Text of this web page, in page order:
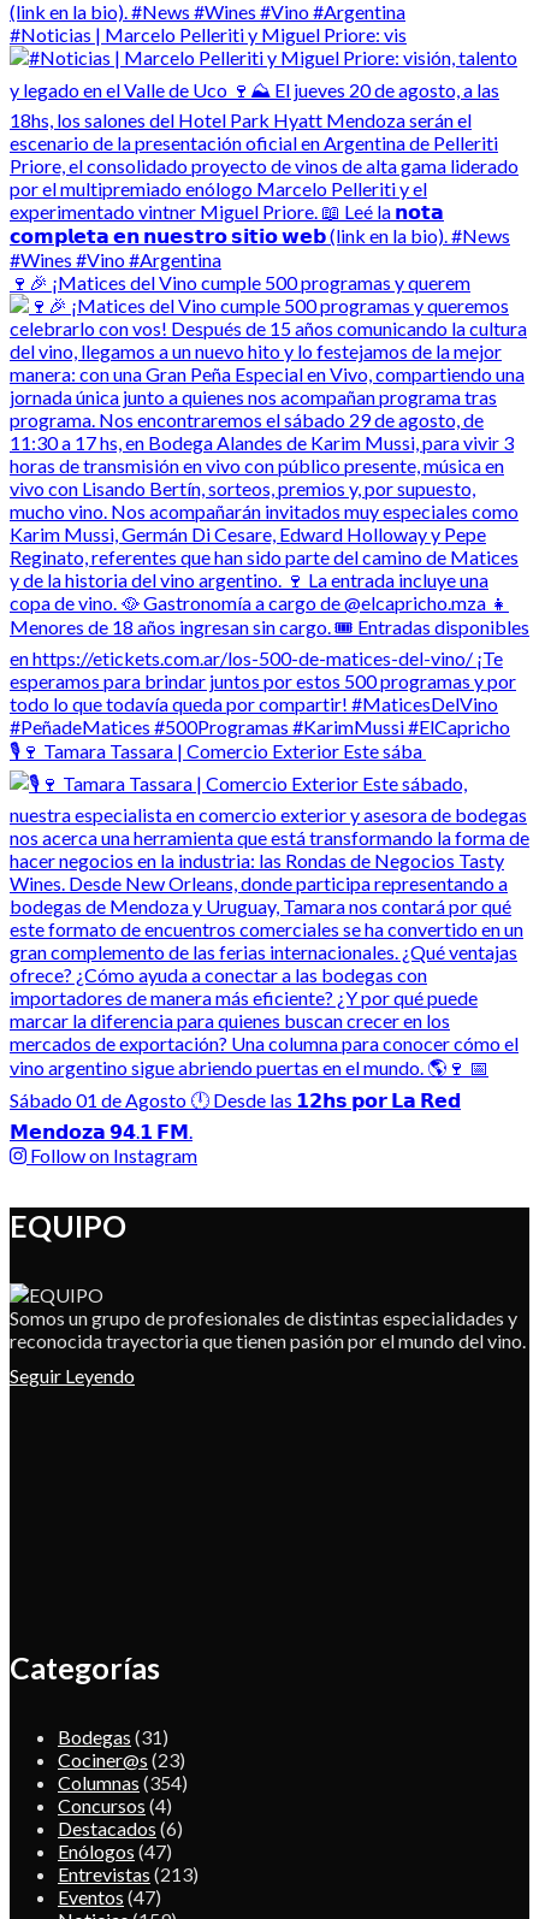
#Noticias | Marcelo Pelleriti y Miguel Priore: vis
🍷🎉 ¡Matices del Vino cumple 500 programas y querem
🎙️🍷 Tamara Tassara | Comercio Exterior Este sába
Follow on Instagram
EQUIPO
Somos un grupo de profesionales de distintas especialidades y
reconocida trayectoria que tienen pasión por el mundo del vino.
Seguir Leyendo
Categorías
Bodegas (31)
Cociner@s (23)
Columnas (354)
Concursos (4)
Destacados (6)
Enólogos (47)
Entrevistas (213)
Eventos (47)